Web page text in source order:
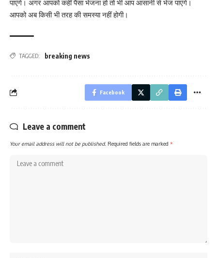
पाएंगे। अगर आपको कहीं पैसा भेजना हो तो भी आप आसानी से भेज पाएंगे।
आपको अब किसी भी तरह की समस्या नहीं होगी।
TAGGED: breaking news
Facebook
Leave a comment
Your email address will not be published. Required fields are marked *